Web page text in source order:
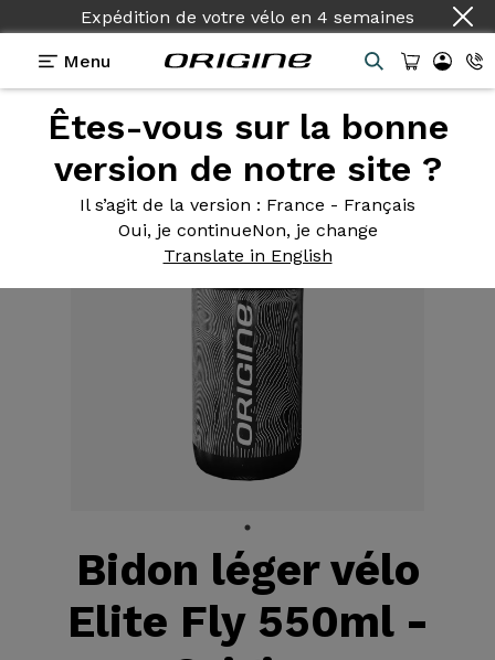
Expédition de votre vélo en 4 semaines
Menu
Êtes-vous sur la bonne
version de notre site ?
Il s’agit de la version : France - Français
Oui, je continueNon, je change
Translate in English
Equipements>Bidon> Origine 550 ml
Bidon léger vélo
Elite Fly 550ml -